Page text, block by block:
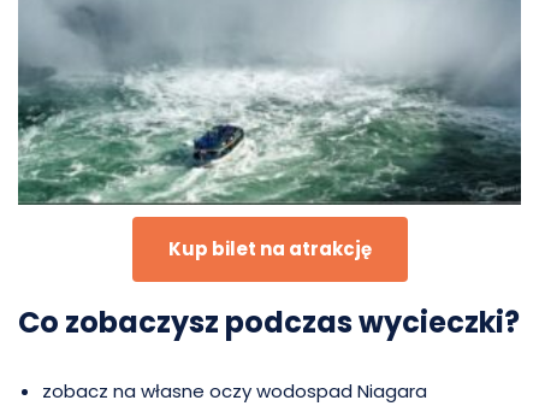
Kup bilet na atrakcję
Co zobaczysz podczas wycieczki?
zobacz na własne oczy wodospad Niagara